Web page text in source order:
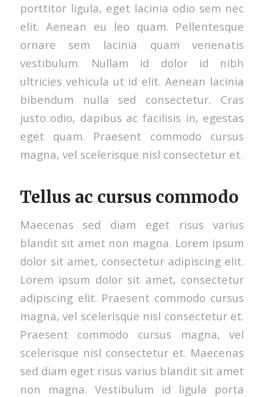
porttitor ligula, eget lacinia odio sem nec
elit. Aenean eu leo quam. Pellentesque
ornare sem lacinia quam venenatis
vestibulum. Nullam id dolor id nibh
ultricies vehicula ut id elit. Aenean lacinia
bibendum nulla sed consectetur. Cras
justo odio, dapibus ac facilisis in, egestas
eget quam. Praesent commodo cursus
magna, vel scelerisque nisl consectetur et.
Tellus ac cursus commodo
Maecenas sed diam eget risus varius
blandit sit amet non magna. Lorem ipsum
dolor sit amet, consectetur adipiscing elit.
Lorem ipsum dolor sit amet, consectetur
adipiscing elit. Praesent commodo cursus
magna, vel scelerisque nisl consectetur et.
Praesent commodo cursus magna, vel
scelerisque nisl consectetur et. Maecenas
sed diam eget risus varius blandit sit amet
non magna. Vestibulum id ligula porta